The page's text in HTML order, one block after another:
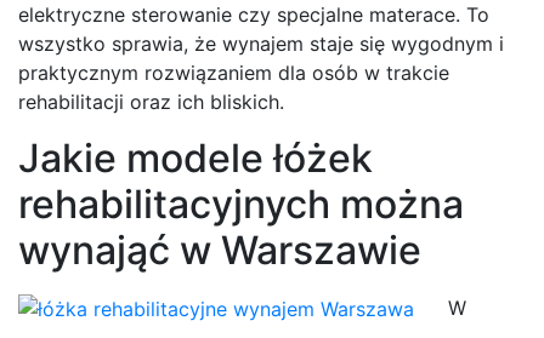
elektryczne sterowanie czy specjalne materace. To
wszystko sprawia, że wynajem staje się wygodnym i
praktycznym rozwiązaniem dla osób w trakcie
rehabilitacji oraz ich bliskich.
Jakie modele łóżek
rehabilitacyjnych można
wynająć w Warszawie
W